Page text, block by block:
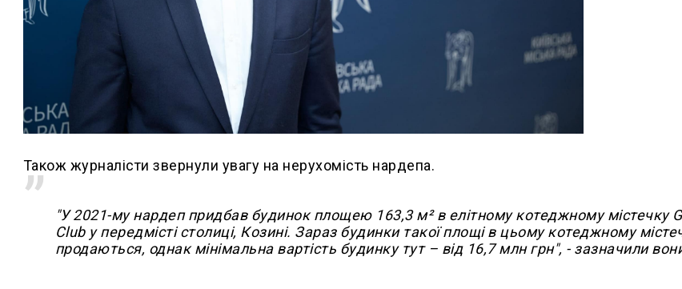
Також журналісти звернули увагу на нерухомість нардепа.
"У 2021-му нардеп придбав будинок площею 163,3 м² в елітному котеджному містечку
Club у передмісті столиці, Козині. Зараз будинки такої площі в цьому котеджному
продаються, однак мінімальна вартість будинку тут – від 16,7 млн грн", - зазначили